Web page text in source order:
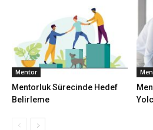
Mentor
Mentorluk Sürecinde Hedef
Belirleme